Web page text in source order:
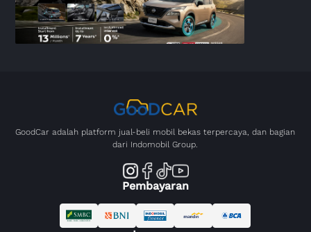
GoodCar adalah platform jual-beli mobil bekas terpercaya, dan bagian
dari Indomobil Group.
Pembayaran